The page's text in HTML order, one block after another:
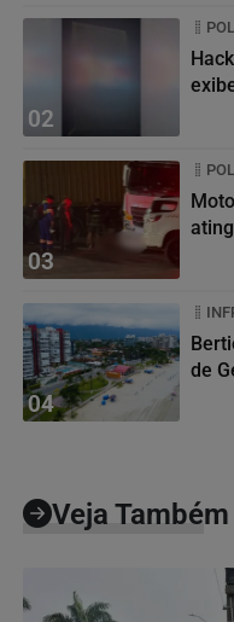
02
03
04
de
Veja Também